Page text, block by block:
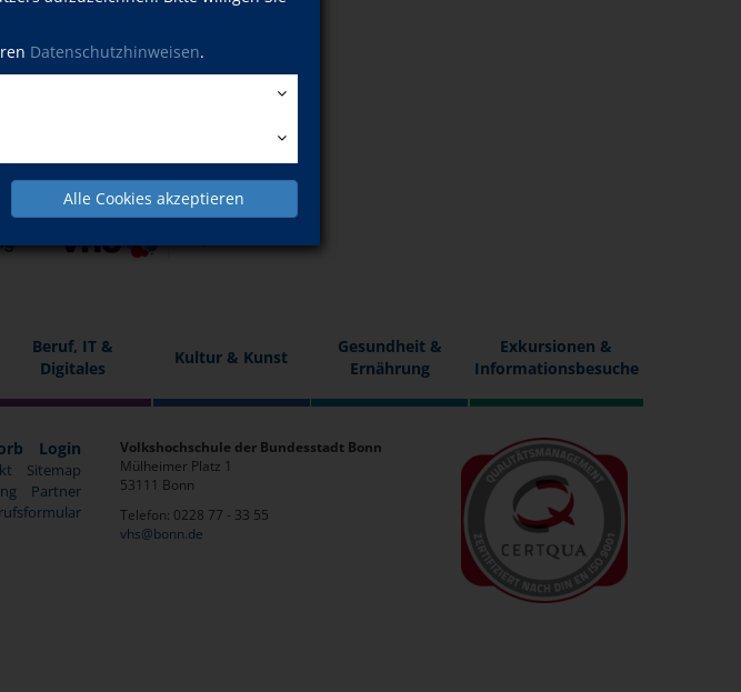
Datenschutzhinweisen.
Alle Cookies akzeptieren
Beruf, IT &
Digitales
Kultur & Kunst
Gesundheit &
Ernährung
Exkursionen &
Informationsbesuche
Login
Sitemap
Partner
Volkshochschule der Bundesstadt Bonn
Mülheimer Platz 1
53111 Bonn
Telefon: 0228 77 - 33 55
vhs@bonn.de